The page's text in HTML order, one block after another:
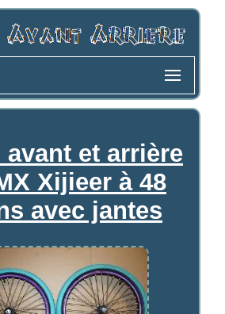
avant et arrière
Xijieer à 48
avec jantes